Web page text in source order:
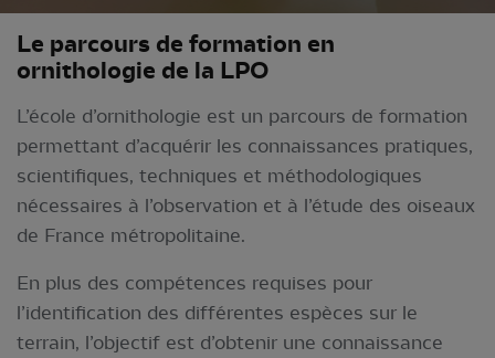
Le parcours de formation en
ornithologie de la LPO
L’école d’ornithologie est un parcours de formation
permettant d’acquérir les connaissances pratiques,
scientifiques, techniques et méthodologiques
nécessaires à l’observation et à l’étude des oiseaux
de France métropolitaine.
En plus des compétences requises pour
l’identification des différentes espèces sur le
terrain, l’objectif est d’obtenir une connaissance